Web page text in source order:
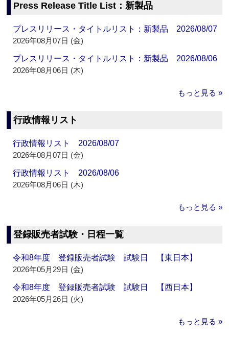
Press Release Title List：新製品
プレスリリース・タイトルリスト：新製品 2026/08/07
2026年08月07日 (金)
プレスリリース・タイトルリスト：新製品 2026/08/06
2026年08月06日 (木)
もっと見る »
行政情報リスト
行政情報リスト 2026/08/07
2026年08月07日 (金)
行政情報リスト 2026/08/06
2026年08月06日 (木)
もっと見る »
登録販売者試験・日程一覧
令和8年度 登録販売者試験 試験日 【東日本】
2026年05月29日 (金)
令和8年度 登録販売者試験 試験日 【西日本】
2026年05月26日 (火)
もっと見る »